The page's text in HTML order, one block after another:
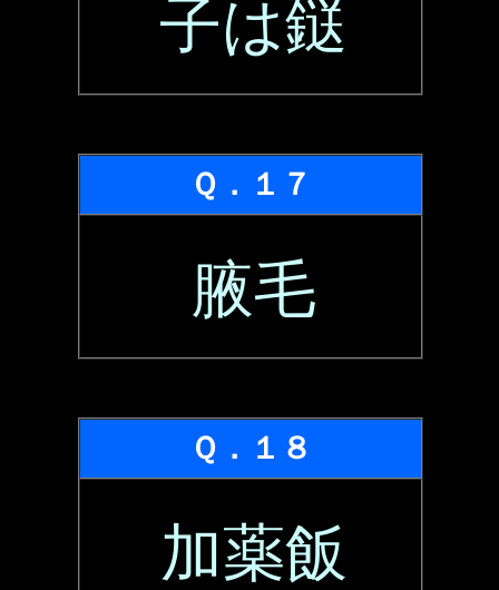
子は鎹
Ｑ．１７
腋毛
Ｑ．１８
加薬飯